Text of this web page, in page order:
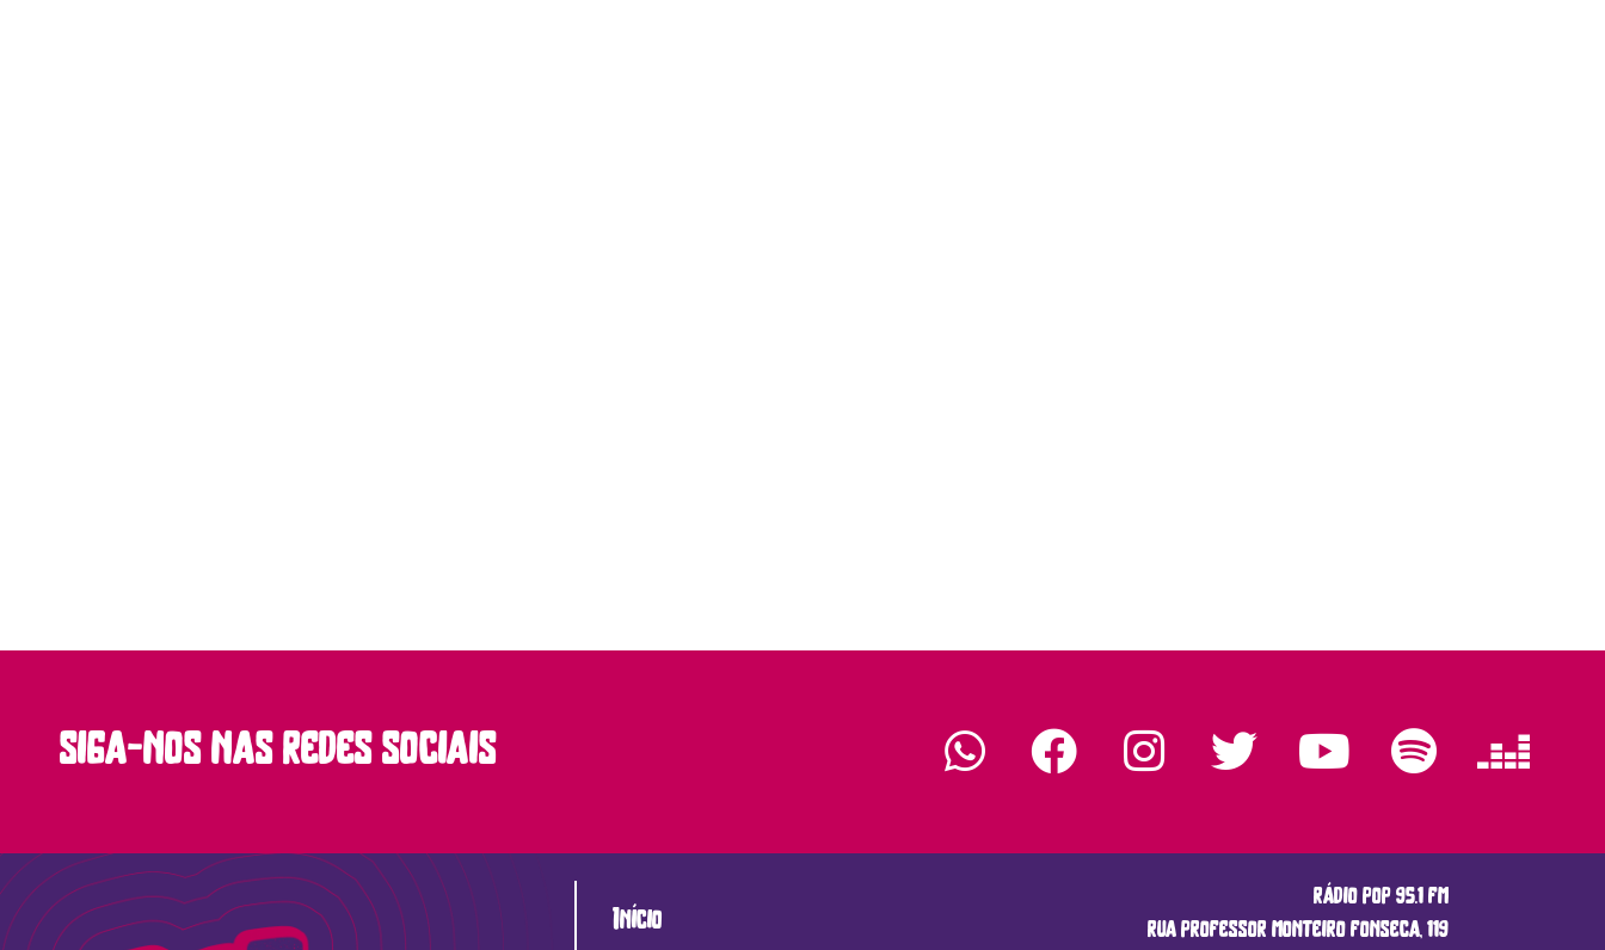
siga-nos nas redes sociais
Início
rádio pop 95.1 fm
rua professor monteiro fonseca, 119